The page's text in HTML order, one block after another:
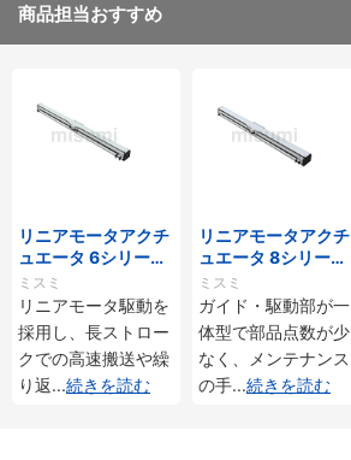
商品担当おすすめ
リニアモータアクチ
ュエータ 6シリーズ
標準タイプ インクリ
メンタル・アブソリ
ュート仕様
ミスミ
リニアモータ駆動を
採用し、長ストロー
クでの高速搬送や繰
り返...続きを読む
リニアモータアクチ
ュエータ 8シリーズ
標準タイプ インクリ
メンタル・アブソリ
ュート仕様
ミスミ
ガイド・駆動部が一
体型で部品点数が少
なく、メンテナンス
の手...続きを読む